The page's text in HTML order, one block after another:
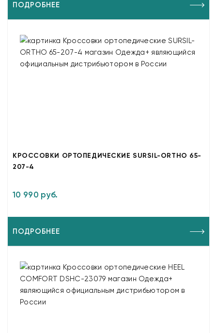
ПОДРОБНЕЕ
КРОССОВКИ ОРТОПЕДИЧЕСКИЕ SURSIL-ORTHO 65-
207-4
10 990 руб.
ПОДРОБНЕЕ